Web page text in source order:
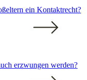
ein Kontaktrecht?
erzwungen werden?